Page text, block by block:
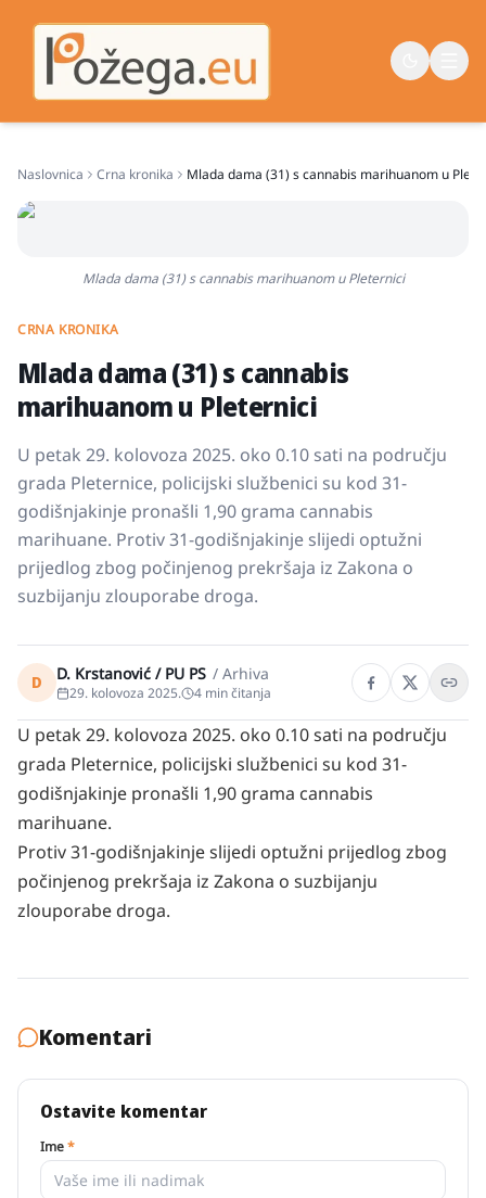
Naslovnica Crna kronika Mlada dama (31) s cannabis marihuanom u
Mlada dama (31) s cannabis marihuanom u Pleternici
CRNA KRONIKA
Mlada dama (31) s cannabis
marihuanom u Pleternici
U petak 29. kolovoza 2025. oko 0.10 sati na području
grada Pleternice, policijski službenici su kod 31-
godišnjakinje pronašli 1,90 grama cannabis
marihuane. Protiv 31-godišnjakinje slijedi optužni
prijedlog zbog počinjenog prekršaja iz Zakona o
suzbijanju zlouporabe droga.
D D. Krstanović / PU PS / Arhiva
29. kolovoza 2025. 4 min čitanja
U petak 29. kolovoza 2025. oko 0.10 sati na području
grada Pleternice, policijski službenici su kod 31-
godišnjakinje pronašli 1,90 grama cannabis
marihuane.
Protiv 31-godišnjakinje slijedi optužni prijedlog zbog
počinjenog prekršaja iz Zakona o suzbijanju
zlouporabe droga.
Komentari
Ostavite komentar
Ime*